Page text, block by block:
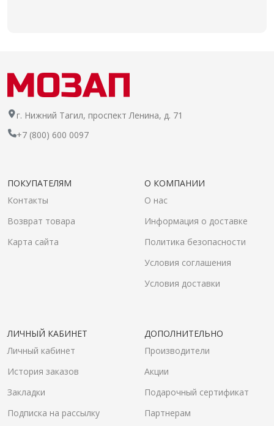
г. Нижний Тагил, проспект Ленина, д. 71
+7 (800) 600 0097
ПОКУПАТЕЛЯМ
Контакты
Возврат товара
Карта сайта
О КОМПАНИИ
О нас
Информация о доставке
Политика безопасности
Условия соглашения
Условия доставки
ЛИЧНЫЙ КАБИНЕТ
Личный кабинет
История заказов
Закладки
Подписка на рассылку
ДОПОЛНИТЕЛЬНО
Производители
Акции
Подарочный сертификат
Партнерам